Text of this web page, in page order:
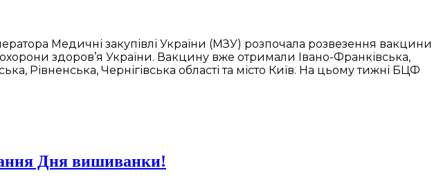
Медичні закупівлі України (МЗУ) розпочала розвезення вакцини
здоров’я України. Вакцину вже отримали Івано-Франківська,
Рівненська, Чернігівська області та місто Київ. На цьому тижні БЦФ
Дня вишиванки!